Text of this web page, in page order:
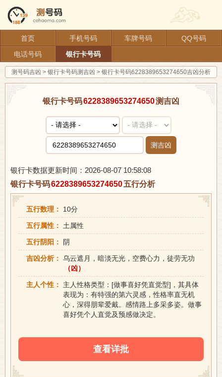
首页 手机号码 车牌号码
QQ号码
电话号码
银行卡号码
测号码吉凶 > 银行卡号码测吉凶 > 银行卡号码6228389653274650吉凶分析
银行卡号码6228389653274650测吉凶
测吉凶
银行卡数据更新时间：2026-08-07 10:58:08
银行卡号码6228389653274650五行分析
五行数理： 10分
五行属性： 土属性
五行阴阳： 阴
吉凶分析： 乌云遮月，暗淡无光，空费心力，徒劳无功
（凶）
主人个性：
主人性格类型：[做事喜好凭直觉型]，其具体
表现为：有特强的第六灵感，性格率直无机
心，深得朋辈爱戴。感情路上多采多姿。做事
喜好凭个人直觉及预感做决定。
查看详批